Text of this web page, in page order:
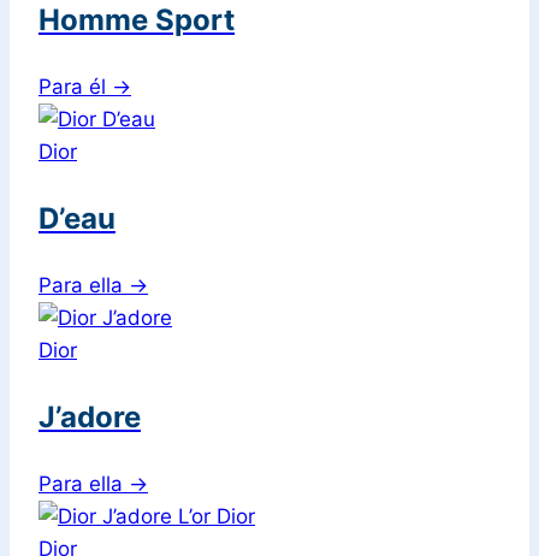
Homme Sport
Para él →
Dior
D’eau
Para ella →
Dior
J’adore
Para ella →
Dior